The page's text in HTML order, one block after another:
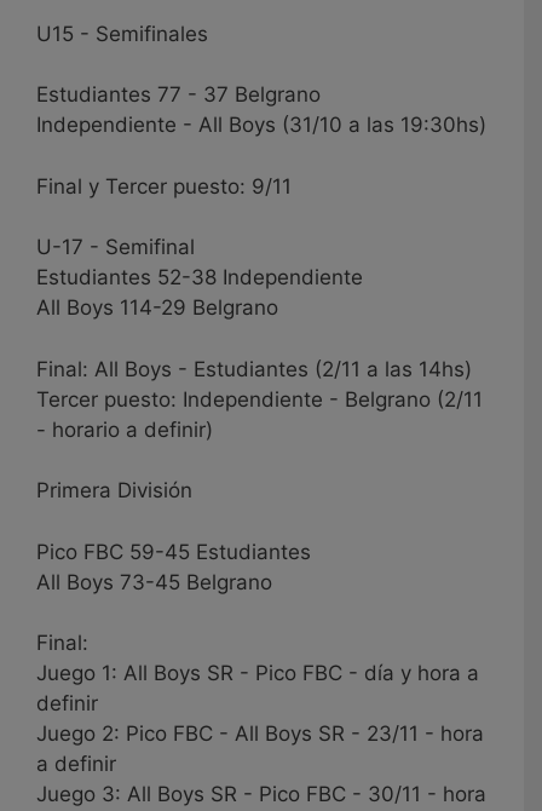
U15 - Semifinales
Estudiantes 77 - 37 Belgrano
Independiente - All Boys (31/10 a las 19:30hs)
Final y Tercer puesto: 9/11
U-17 - Semifinal
Estudiantes 52-38 Independiente
All Boys 114-29 Belgrano
Final: All Boys - Estudiantes (2/11 a las 14hs)
Tercer puesto: Independiente - Belgrano (2/11
- horario a definir)
Primera División
Pico FBC 59-45 Estudiantes
All Boys 73-45 Belgrano
Final:
Juego 1: All Boys SR - Pico FBC - día y hora a
definir
Juego 2: Pico FBC - All Boys SR - 23/11 - hora
a definir
Juego 3: All Boys SR - Pico FBC - 30/11 - hora